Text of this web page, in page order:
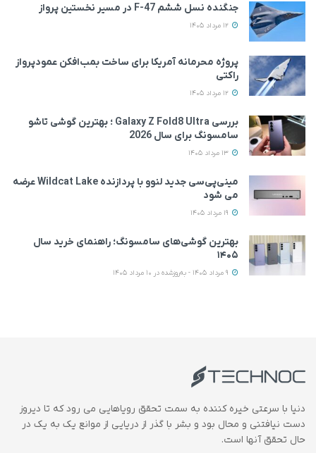
جنگنده نسل ششم F-47 در مسیر نخستین پرواز
پروژه محرمانه آمریکا برای ساخت بمب‌افکن عمودپرواز
راکتی
بررسی Galaxy Z Fold8 Ultra ؛ بهترین گوشی تاشو
سامسونگ برای سال 2026
مینی‌پی‌سی جدید لنوو با پردازنده Wildcat Lake عرضه
می‌ شود
بهترین گوشی‌های سامسونگ؛ راهنمای خرید سال
۱۴۰۵
دنیا با سرعتی خیره کننده به سمت تحقق رویاهایی می رود که تا دیروز
دست نیافتنی و محال بود و بشر با گذر از دریایی از موانع یک به یک در
حال تحقق آنها است.